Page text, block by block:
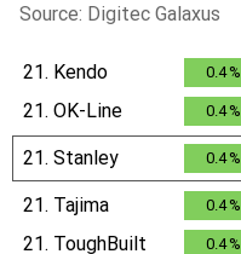
Source: Digitec Galaxus
21. Kendo 0.4%
21. OK-Line 0.4%
21. Stanley 0.4%
21. Tajima 0.4%
21. ToughBuilt 0.4%